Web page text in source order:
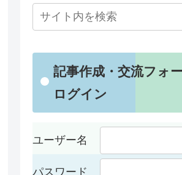
記事作成・交流フォ
ログイン
ユーザー名
パスワード